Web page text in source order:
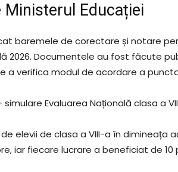
Educației
baremele de corectare și notare
2026. Documentele au fost făcute
a verifica modul de acordare a
Evaluarea Națională clasa a
elevii de clasa a VIII-a în dimineața
iar fiecare lucrare a beneficiat de